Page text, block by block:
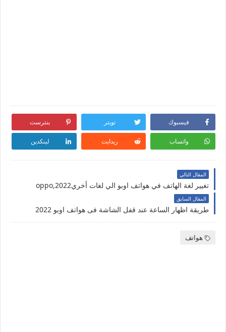
فيسبوك تويتر بنترست
واتساب ريدايت لينكدين
المقال التالي
تغيير لغة الهاتف في هواتف اوبو الي لغات أخريoppo,2022
المقال السابق
طريقة اظهار الساعة عند قفل الشاشة فى هواتف اوبو 2022
هواتف